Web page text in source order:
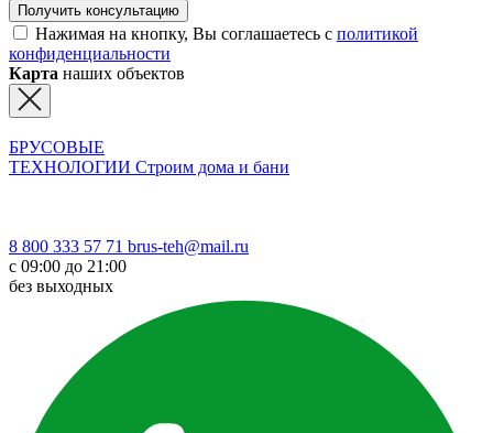
Получить консультацию
Нажимая на кнопку, Вы соглашаетесь с политикой
конфиденциальности
Карта наших объектов
БРУСОВЫЕ
ТЕХНОЛОГИИ Строим дома и бани
8 800 333 57 71 brus-teh@mail.ru
с 09:00 до 21:00
без выходных